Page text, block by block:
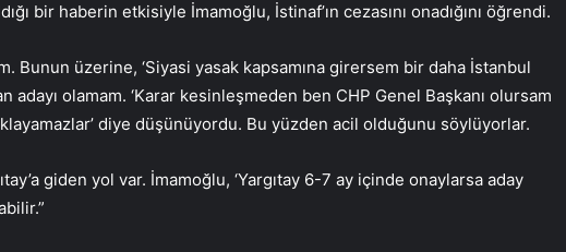
bir haberin etkisiyle İmamoğlu, İstinaf’ın cezasını onadığını öğrendi.
Bunun üzerine, ‘Siyasi yasak kapsamına girersem bir daha İstanbul
adayı olamam. ‘Karar kesinleşmeden ben CHP Genel Başkanı olursam
diye düşünüyordu. Bu yüzden acil olduğunu söylüyorlar.
giden yol var. İmamoğlu, ‘Yargıtay 6-7 ay içinde onaylarsa aday